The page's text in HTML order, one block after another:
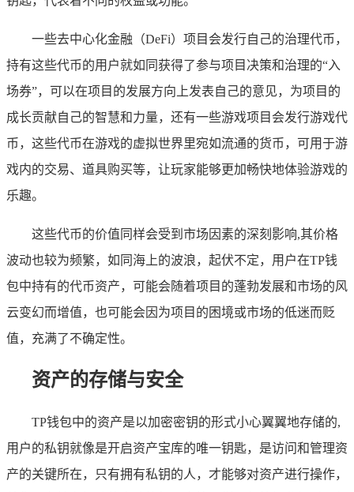
一些去中心化金融（DeFi）项目会发行自己的治理代币，
持有这些代币的用户就如同获得了参与项目决策和治理的“入
场券”，可以在项目的发展方向上发表自己的意见，为项目的
成长贡献自己的智慧和力量，还有一些游戏项目会发行游戏代
币，这些代币在游戏的虚拟世界里宛如流通的货币，可用于游
戏内的交易、道具购买等，让玩家能够更加畅快地体验游戏的
乐趣。
这些代币的价值同样会受到市场因素的深刻影响,其价格
波动也较为频繁，如同海上的波浪，起伏不定，用户在TP钱
包中持有的代币资产，可能会随着项目的蓬勃发展和市场的风
云变幻而增值，也可能会因为项目的困境或市场的低迷而贬
值，充满了不确定性。
资产的存储与安全
TP钱包中的资产是以加密密钥的形式小心翼翼地存储的,
用户的私钥就像是开启资产宝库的唯一钥匙，是访问和管理资
产的关键所在，只有拥有私钥的人，才能够对资产进行操作，